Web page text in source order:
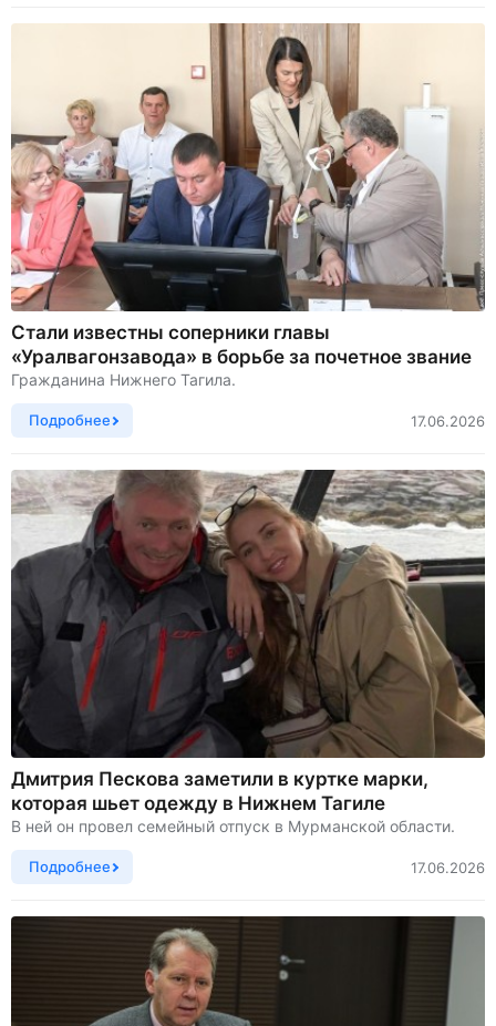
Стали известны соперники главы
«Уралвагонзавода» в борьбе за почетное звание
Гражданина Нижнего Тагила.
Подробнее 17.06.2026
Дмитрия Пескова заметили в куртке марки,
которая шьет одежду в Нижнем Тагиле
В ней он провел семейный отпуск в Мурманской области.
Подробнее 17.06.2026